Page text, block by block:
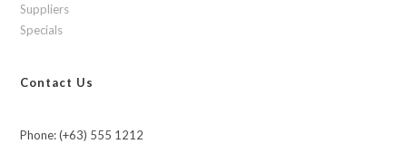
Suppliers
Specials
Contact Us
Phone: (+63) 555 1212